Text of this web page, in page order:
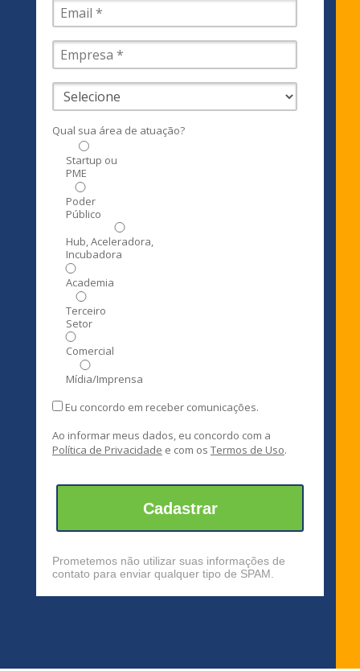
Qual sua área de atuação?
Startup ou
PME
Poder
Público
Hub, Aceleradora,
Incubadora
Academia
Terceiro
Setor
Comercial
Mídia/Imprensa
Eu concordo em receber comunicações.
Ao informar meus dados, eu concordo com a
Política de Privacidade e com os Termos de Uso.
Cadastrar
Prometemos não utilizar suas informações de
contato para enviar qualquer tipo de SPAM.